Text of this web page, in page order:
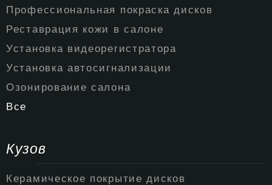
Профессиональная покраска дисков
Реставрация кожи в салоне
Установка видеорегистратора
Установка автосигнализации
Озонирование салона
Все
Кузов
Керамическое покрытие дисков